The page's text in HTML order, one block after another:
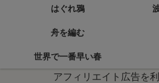
はぐれ鴉
舟を編む
世界で一番早い春
アフィリエイト広告を